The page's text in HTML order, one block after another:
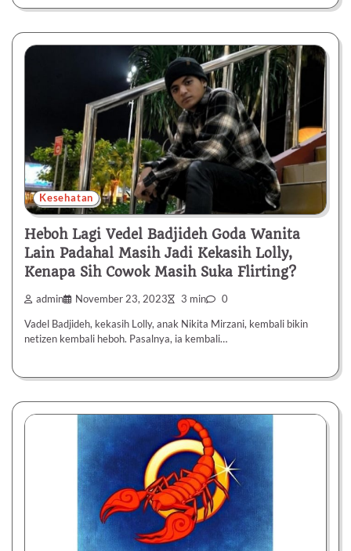
Kesehatan
Heboh Lagi Vedel Badjideh Goda Wanita
Lain Padahal Masih Jadi Kekasih Lolly,
Kenapa Sih Cowok Masih Suka Flirting?
admin November 23, 2023 3 min 0
Vadel Badjideh, kekasih Lolly, anak Nikita Mirzani, kembali bikin
netizen kembali heboh. Pasalnya, ia kembali…